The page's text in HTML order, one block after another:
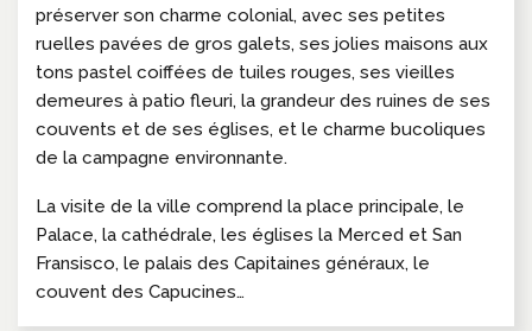
préserver son charme colonial, avec ses petites
ruelles pavées de gros galets, ses jolies maisons aux
tons pastel coiffées de tuiles rouges, ses vieilles
demeures à patio fleuri, la grandeur des ruines de ses
couvents et de ses églises, et le charme bucoliques
de la campagne environnante.
La visite de la ville comprend la place principale, le
Palace, la cathédrale, les églises la Merced et San
Fransisco, le palais des Capitaines généraux, le
couvent des Capucines…